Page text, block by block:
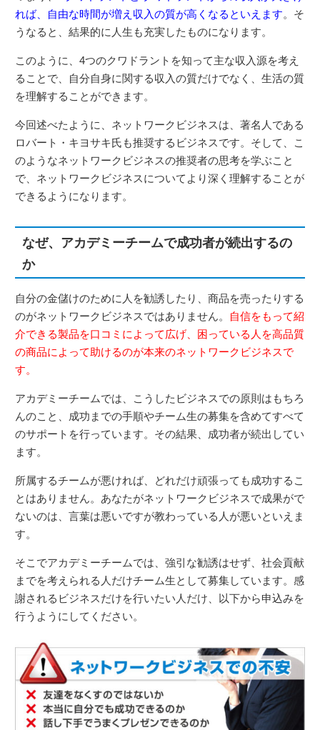
れば、自由な時間が増え収入の質が高くなるといえます。そ
うなると、結果的に人生も充実したものになります。
このように、4つのクワドラントを知って主な収入源を考え
ることで、自分自身に関する収入の質だけでなく、生活の質
を理解することができます。
今回述べたように、ネットワークビジネスは、著名人である
ロバート・キヨサキ氏も推奨するビジネスです。そして、こ
のようなネットワークビジネスの推奨者の思考を学ぶこと
で、ネットワークビジネスについてより深く理解することが
できるようになります。
なぜ、アカデミーチームで成功者が続出するの
か
自分の金儲けのために人を勧誘したり、商品を売ったりする
のがネットワークビジネスではありません。
自信をもって紹
介できる製品を口コミによって広げ、困っている人を高品質
の商品によって助けるのが本来のネットワークビジネスで
す。
アカデミーチームでは、こうしたビジネスでの原則はもちろ
んのこと、成功までの手順やチーム生の募集を含めてすべて
のサポートを行っています。その結果、成功者が続出してい
ます。
所属するチームが悪ければ、どれだけ頑張っても成功するこ
とはありません。あなたがネットワークビジネスで成果がで
ないのは、言葉は悪いですが教わっている人が悪いといえま
す。
そこでアカデミーチームでは、強引な勧誘はせず、社会貢献
までを考えられる人だけチーム生として募集しています。感
謝されるビジネスだけを行いたい人だけ、以下から申込みを
行うようにしてください。